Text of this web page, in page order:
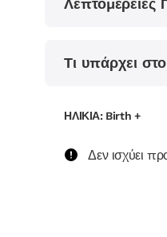
Λεπτομέρειες
Τι υπάρχει
ΗΛΙΚΙΑ: Birth +
Δεν ισχύει